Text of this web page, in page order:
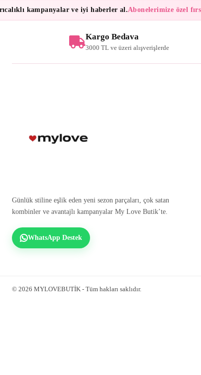
kampanyalar ve iyi haberler al. Abonelerimize özel
Kargo Bedava
3000 TL ve üzeri alışverişlerde
Günlük stiline eşlik eden yeni sezon parçaları, çok satan
kombinler ve avantajlı kampanyalar My Love Butik’te.
WhatsApp Destek
© 2026 MYLOVEBUTİK - Tüm hakları saklıdır.